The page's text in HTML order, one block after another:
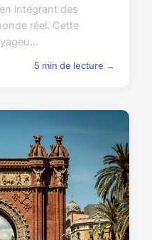
intégrant des
réel. Cette
5 min de lecture →